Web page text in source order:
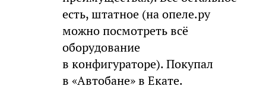
есть, штатное (на опеле.ру
можно посмотреть всё
оборудование
в конфигураторе). Покупал
в «Автобане» в Екате.